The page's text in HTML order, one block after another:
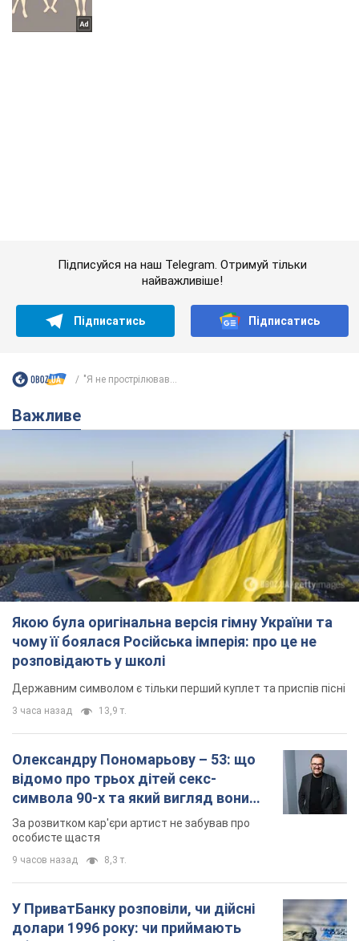
Якою була оригінальна версія гімну України та
чому її боялася Російська імперія: про це не
Державним символом є тільки перший куплет та приспів пісні
3 часа назад 13,9 т.
Олександру Пономарьову – 53: що
відомо про трьох дітей секс-
символа 90-х та який вигляд вони
За розвитком кар'єри артист не забував про
особисте щастя
9 часов назад
У ПриватБанку розповіли, чи дійсні
долари 1996 року: чи приймають
обмінники та банки такі купюри
Що робити, якщо банки та обмінні пункти не
приймають старі долари
10 часов назад 74,1 т.